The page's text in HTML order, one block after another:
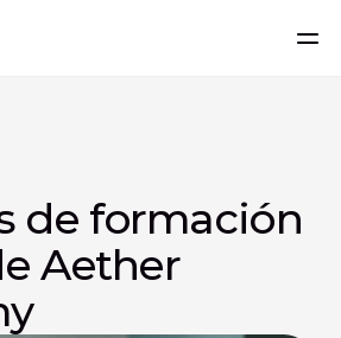
de formación
Aether